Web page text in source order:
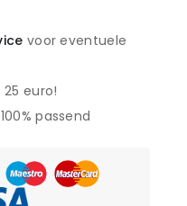
voor eventuele
euro!
passend